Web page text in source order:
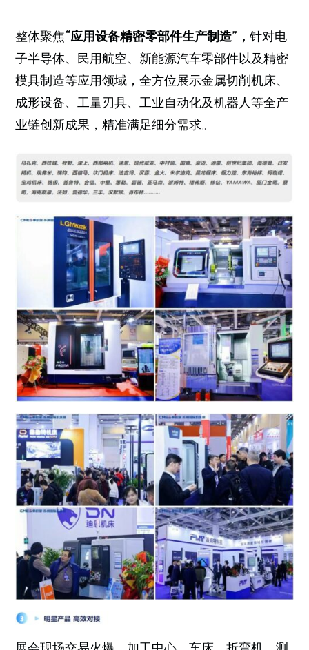
整体聚焦“应用设备精密零部件生产制造”， 针对电
子半导体、民用航空、新能源汽车零部件以及精密
模具制造等应用领域，全方位展示金属切削机床、
成形设备、工量刃具、工业自动化及机器人等全产
业链创新成果，精准满足细分需求。